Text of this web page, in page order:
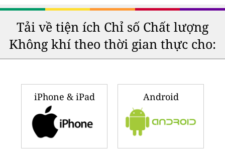
Tải về tiện ích Chỉ số Chất lượng
Không khí theo thời gian thực cho:
iPhone & iPad Android